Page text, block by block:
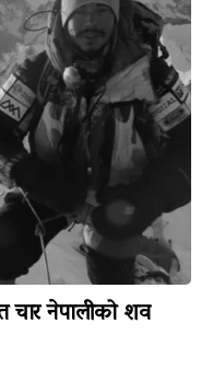
चार नेपालीको शव